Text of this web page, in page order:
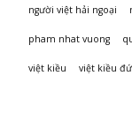
người việt hải ngoại
pham nhat vuong
việt kiều việt kiều